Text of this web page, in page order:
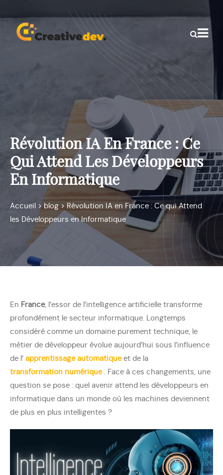
Révolution IA En France : Ce
Qui Attend Les Développeurs
En Informatique
Accueil > blog > Révolution IA en France : Ce qui Attend
les Développeurs en Informatique
En France, l’essor de l’intelligence artificielle transforme
profondément le secteur informatique. Longtemps
considéré comme un domaine purement technique, le
métier de développeur évolue aujourd’hui sous l’influence
de l’ apprentissage automatiqueet de la
transformation numérique. Face à ces changements, une
question se pose : quel avenir attend les développeurs en
informatique dans un monde où les machines deviennent
de plus en plus intelligentes ?